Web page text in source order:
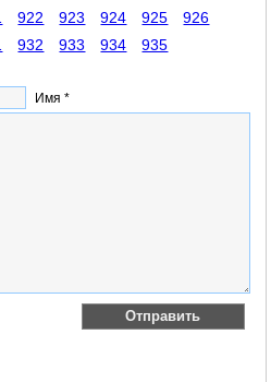
922 923 924 925
926
932 933 934 935
Имя *